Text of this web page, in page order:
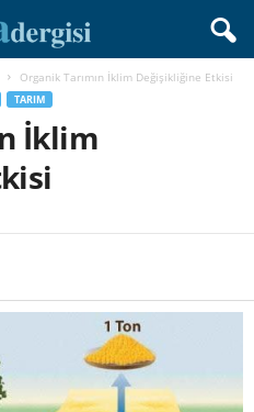
Organik Tarımın İklim Değişikliğine Etkisi
TARIM
İklim